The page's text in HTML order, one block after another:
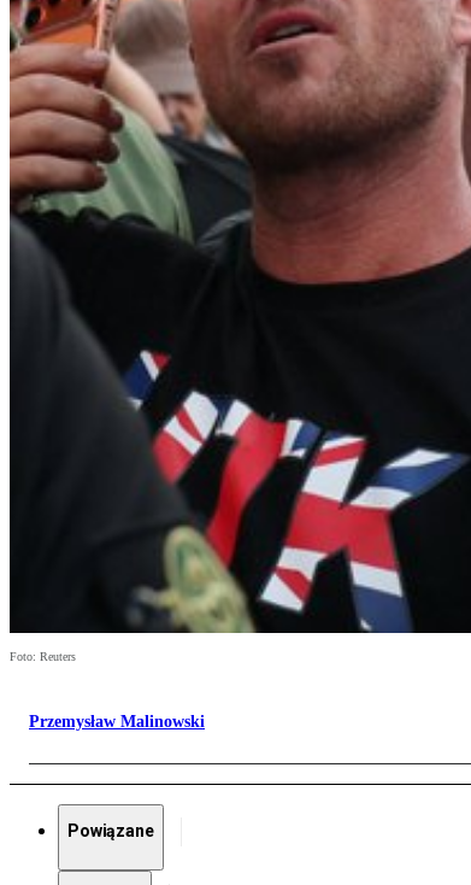
Foto: Reuters
Przemysław Malinowski
Powiązane